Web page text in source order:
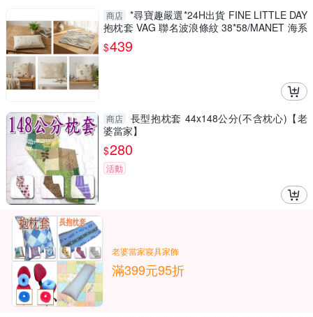
商店 *尋寶趣嚴選*24H出貨 FINE LITTLE DAY
抱枕套 VAG 聯名波浪條紋 38*58/MANET 海系
列水母刺繡 /小人刺繡 40*60/
$439
商店
長型抱枕套 44x148公分(不含枕心)【老
婆當家】
$280
活動
老婆當家寢具家飾
滿399元95折